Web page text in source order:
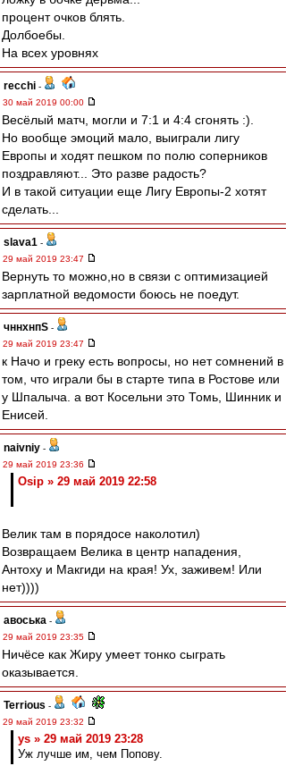
процент очков блять.
Долбоебы.
На всех уровнях
recchi -
30 май 2019 00:00
Весёлый матч, могли и 7:1 и 4:4 сгонять :).
Но вообще эмоций мало, выиграли лигу
Европы и ходят пешком по полю соперников
поздравляют... Это разве радость?
И в такой ситуации еще Лигу Европы-2 хотят
сделать...
slava1 -
29 май 2019 23:47
Вернуть то можно,но в связи с оптимизацией
зарплатной ведомости боюсь не поедут.
чннхнпS -
29 май 2019 23:47
к Начо и греку есть вопросы, но нет сомнений в
том, что играли бы в старте типа в Ростове или
у Шпалыча. а вот Косельни это Томь, Шинник и
Енисей.
naivniy -
29 май 2019 23:36
Osip » 29 май 2019 22:58
Велик там в порядосе наколотил)
Возвращаем Велика в центр нападения,
Антоху и Макгиди на края! Ух, заживем! Или
нет))))
авоська -
29 май 2019 23:35
Ничёсе как Жиру умеет тонко сыграть
оказывается.
Terrious -
29 май 2019 23:32
ys » 29 май 2019 23:28
Уж лучше им, чем Попову.